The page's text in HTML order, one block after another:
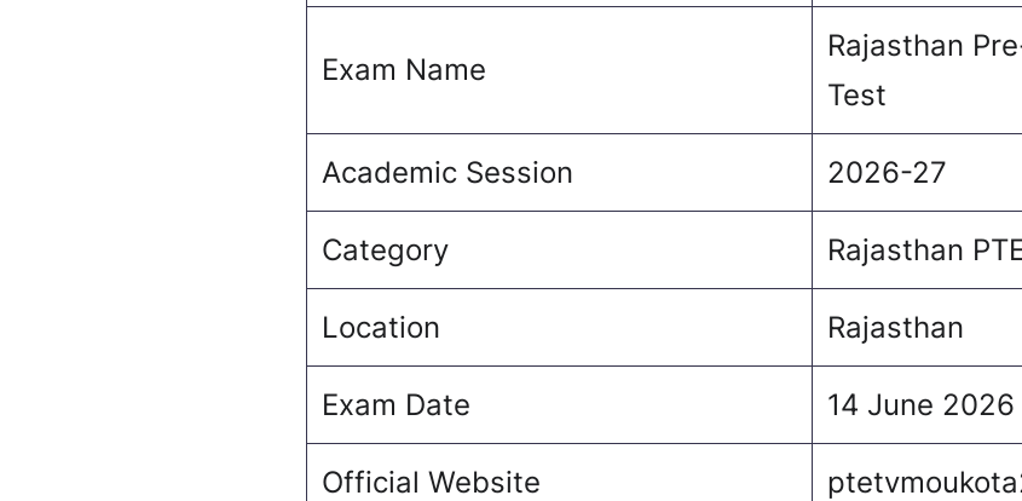
Exam Name
Rajasthan
Test
Academic Session 2026-27
Category Rajasthan
Location Rajasthan
Exam Date 14 June 2026
Official Website